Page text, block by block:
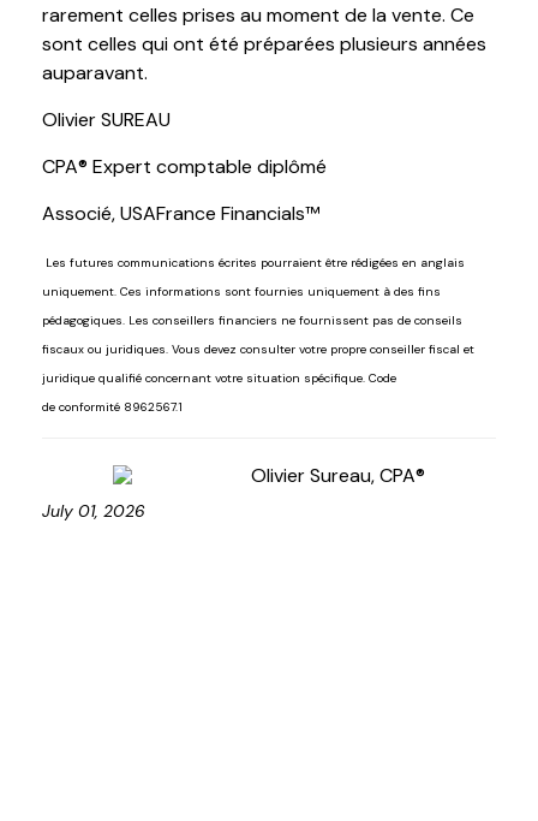
rarement celles prises au moment de la vente. Ce
sont celles qui ont été préparées plusieurs années
auparavant.
Olivier SUREAU
CPA® Expert comptable diplômé
Associé, USAFrance Financials™
Les futures communications écrites pourraient être rédigées en anglais
uniquement. Ces informations sont fournies uniquement à des fins
pédagogiques. Les conseillers financiers ne fournissent pas de conseils
fiscaux ou juridiques. Vous devez consulter votre propre conseiller fiscal et
juridique qualifié concernant votre situation spécifique. Code
de conformité 8962567.1
Olivier Sureau, CPA®
July 01, 2026